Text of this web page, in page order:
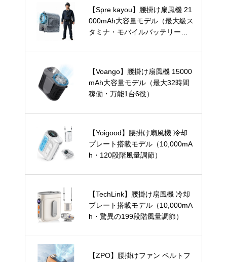
【Spre kayou】腰掛け扇風機 21
000mAh大容量モデル（最大級ス
タミナ・モバイルバッテリー兼
【Voango】腰掛け扇風機 15000
mAh大容量モデル（最大32時間
稼働・万能1台6役）
【Yoigood】腰掛け扇風機 冷却
プレート搭載モデル（10,000mA
h・120段階風量調節）
【TechLink】腰掛け扇風機 冷却
プレート搭載モデル（10,000mA
h・驚異の199段階風量調節）
【ZPO】腰掛けファン ベルトフ